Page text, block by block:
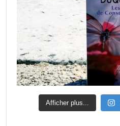
Afficher plus...